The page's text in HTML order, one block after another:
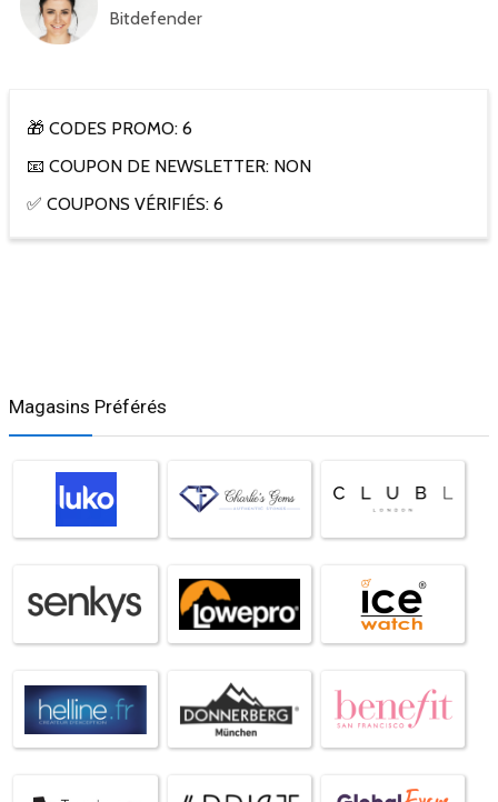
Bitdefender
🎁 CODES PROMO: 6
📧 COUPON DE NEWSLETTER: NON
✅ COUPONS VÉRIFIÉS: 6
Magasins Préférés